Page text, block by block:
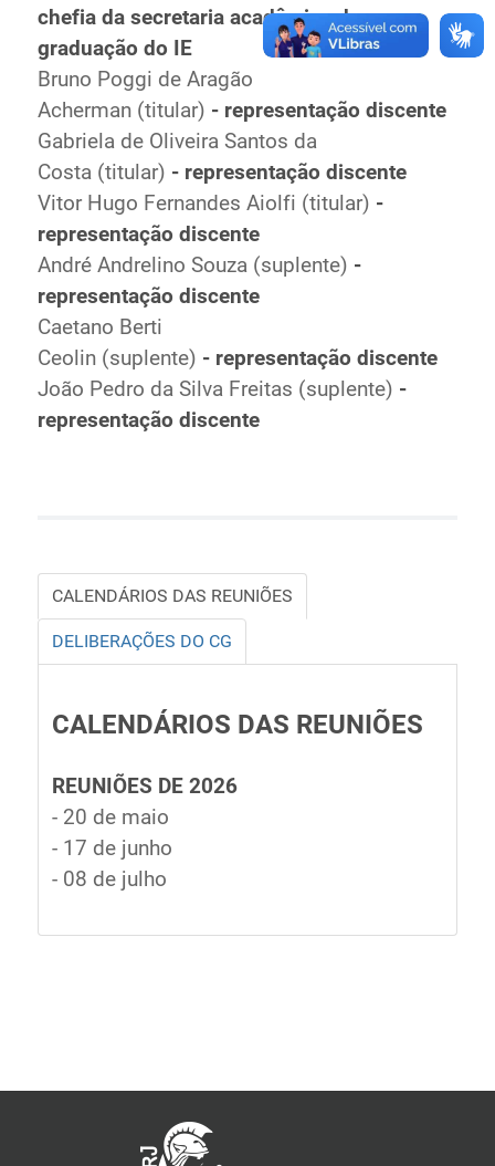
chefia da secretaria acadêmica de
graduação do IE
Bruno Poggi de Aragão
Acherman (titular) - representação discente
Gabriela de Oliveira Santos da
Costa (titular) - representação discente
Vitor Hugo Fernandes Aiolfi (titular) -
representação discente
André Andrelino Souza (suplente) -
representação discente
Caetano Berti
Ceolin (suplente) - representação discente
João Pedro da Silva Freitas (suplente) -
representação discente
CALENDÁRIOS DAS REUNIÕES
DELIBERAÇÕES DO CG
CALENDÁRIOS DAS REUNIÕES
REUNIÕES DE 2026
- 20 de maio
- 17 de junho
- 08 de julho